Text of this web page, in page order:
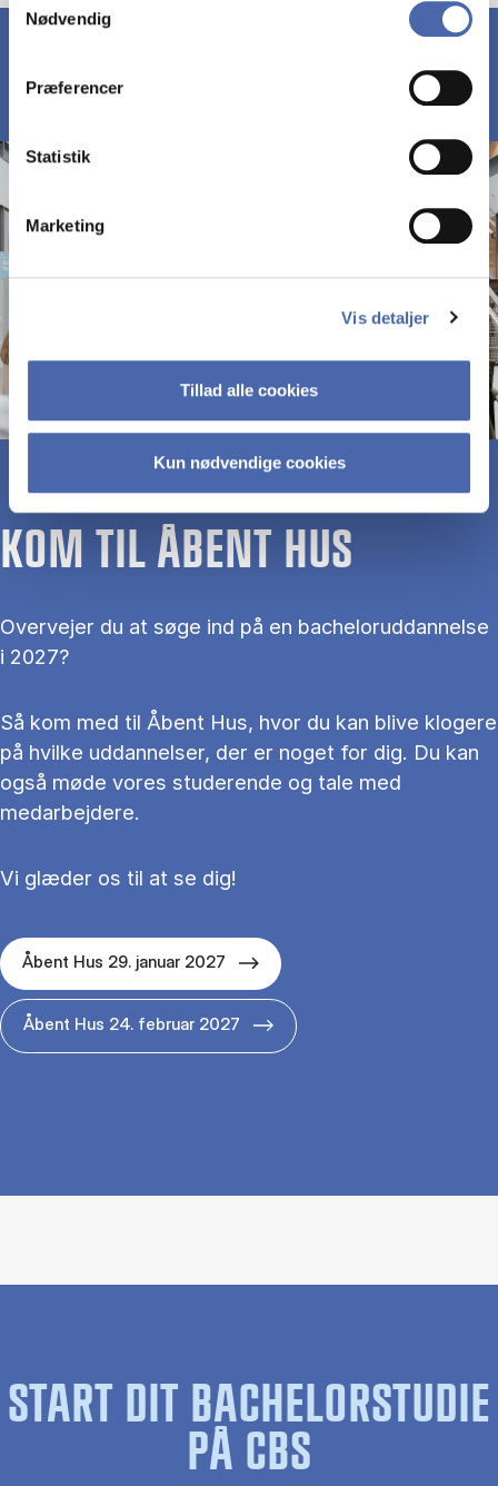
markedsføring. Du bestemmer selv - og kan altid trække
Nødvendig
Præferencer
Statistik
Marketing
Vis detaljer
Tillad alle cookies
Kun nødvendige cookies
KOM TIL ÅBENT HUS
Overvejer du at søge ind på en bacheloruddannelse
i 2027?
Så kom med til Åbent Hus, hvor du kan blive klogere
på hvilke uddannelser, der er noget for dig. Du kan
også møde vores studerende og tale med
medarbejdere.
Vi glæder os til at se dig!
Åbent Hus 29. januar 2027
Åbent Hus 24. februar 2027
START DIT BACHELORSTUDIE
PÅ CBS